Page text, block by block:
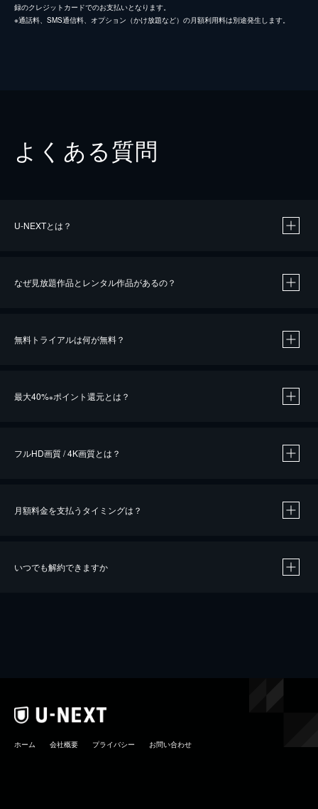
録のクレジットカードでのお支払いとなります。
※通話料、SMS通信料、オプション（かけ放題など）の月額利用料は別途発生します。
よくある質問
U-NEXTとは？
なぜ見放題作品とレンタル作品があるの？
無料トライアルは何が無料？
最大40%※ポイント還元とは？
※40％ポイント還元の対象は、クレジットカード決済による作品の購入 / レンタルです。
iOSアプリのUコイン決済による作品の購入 / レンタルは、20％のポイント還元です。
フルHD画質 / 4K画質とは？
月額料金を支払うタイミングは？
いつでも解約できますか
ホーム 会社概要 プライバシー お問い合わせ